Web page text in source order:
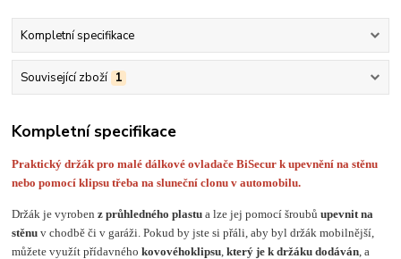
Kompletní specifikace
Související zboží 1
Kompletní specifikace
Praktický držák pro malé dálkové ovladače BiSecur k upevnění na stěnu
nebo pomocí klipsu třeba na sluneční clonu v automobilu.
Držák je vyrobenz průhledného plastu a lze jej pomocí šroubůupevnit na
stěnu v chodbě či v garáži. Pokud by jste si přáli, aby byl držák mobilnější,
můžete využít přídavného kovovéhoklipsu ,který je k držáku dodáván , a